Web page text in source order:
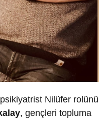
Nilüfer rolünü
, gençleri topluma